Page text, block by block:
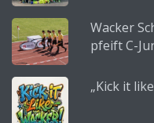
Wacker
pfeift C-
„Kick it